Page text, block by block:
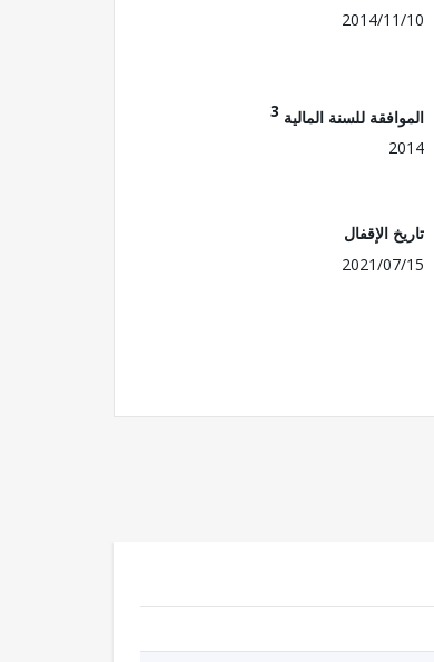
2014/11/10
الموافقة للسنة المالية 3
2014
تاريخ الإقفال
2021/07/15